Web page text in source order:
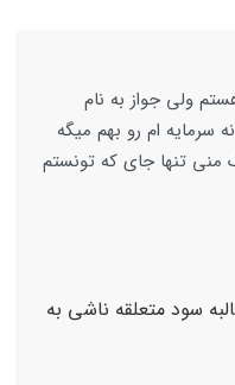
ولی جواز به نام
ام رو بهم میگه
تنها جای که تونستم
سود متعلقه ناشی به